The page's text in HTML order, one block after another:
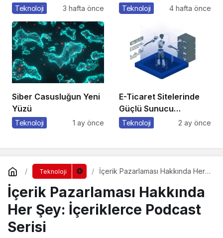
Yöntemleri
Teknoloji 3 hafta önce
Özelliklere Erişmenin
Teknoloji 4 hafta önce
Siber Casusluğun Yeni
Yüzü
Teknoloji 1 ay önce
E-Ticaret Sitelerinde
Güçlü Sunucu
Tercihinin Önemi
Teknoloji 2 ay önce
Teknoloji
İçerik Pazarlaması Hakkında Her
İçerik Pazarlaması Hakkında
Her Şey: İçeriklerce Podcast
Serisi